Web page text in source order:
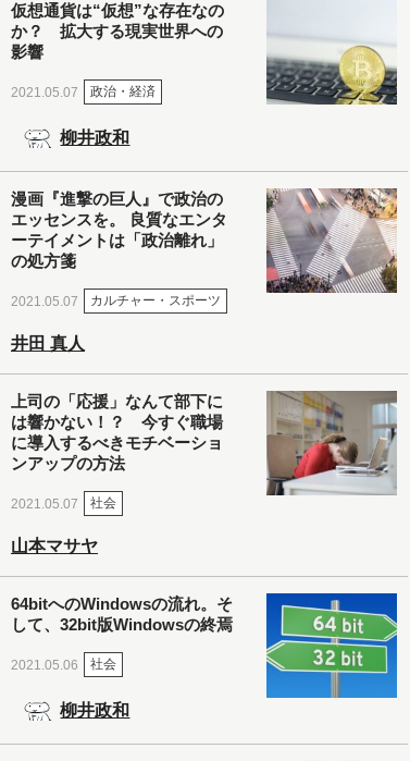
仮想通貨は“仮想”な存在なの
か？ 拡大する現実世界への
影響
2021.05.07 政治・経済
柳井政和
漫画『進撃の巨人』で政治の
エッセンスを。 良質なエンタ
ーテイメントは「政治離れ」
の処方箋
2021.05.07 カルチャー・スポーツ
井田 真人
上司の「応援」なんて部下に
は響かない！？ 今すぐ職場
に導入するべきモチベーショ
ンアップの方法
2021.05.07 社会
山本マサヤ
64bitへのWindowsの流れ。そ
して、32bit版Windowsの終焉
2021.05.06 社会
柳井政和